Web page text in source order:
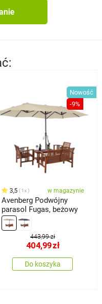
Nowość
-9%
3,5 1x w magazynie
Avenberg Podwójny
parasol Fugas, beżowy
443,99 zł
404,99zł
Do koszyka